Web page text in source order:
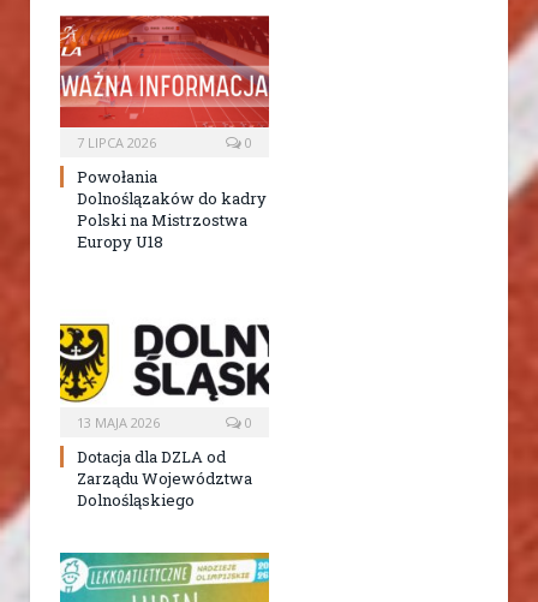
7 LIPCA 2026 0
Powołania
Dolnoślązaków do kadry
Polski na Mistrzostwa
Europy U18
13 MAJA 2026 0
Dotacja dla DZLA od
Zarządu Województwa
Dolnośląskiego